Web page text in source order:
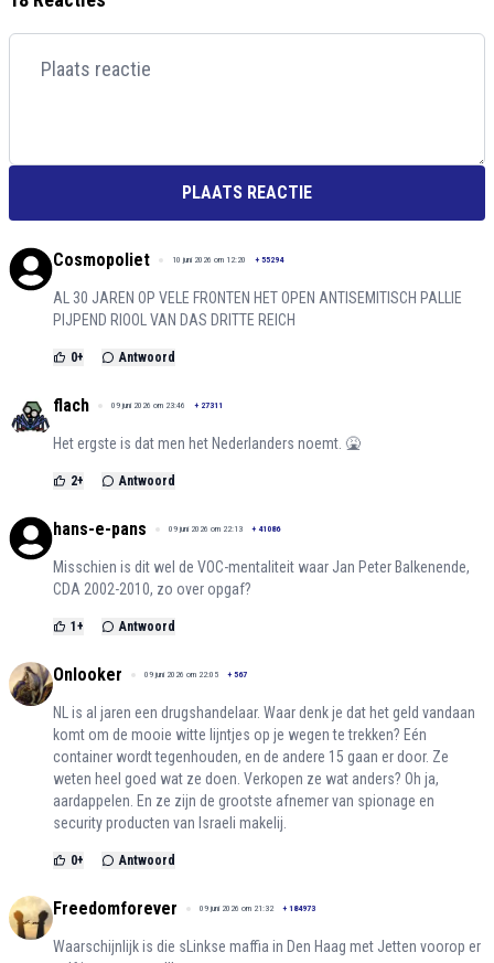
PLAATS REACTIE
Cosmopoliet 10 juni 2026 om 12:20 + 55294
AL 30 JAREN OP VELE FRONTEN HET OPEN ANTISEMITISCH PALLIE
PIJPEND RIOOL VAN DAS DRITTE REICH
0+ Antwoord
flach 09 juni 2026 om 23:46 + 27311
Het ergste is dat men het Nederlanders noemt. 🤮
2+ Antwoord
hans-e-pans 09 juni 2026 om 22:13 + 41086
Misschien is dit wel de VOC-mentaliteit waar Jan Peter Balkenende,
CDA 2002-2010, zo over opgaf?
1+ Antwoord
Onlooker 09 juni 2026 om 22:05 + 567
NL is al jaren een drugshandelaar. Waar denk je dat het geld vandaan
komt om de mooie witte lijntjes op je wegen te trekken? Eén
container wordt tegenhouden, en de andere 15 gaan er door. Ze
weten heel goed wat ze doen. Verkopen ze wat anders? Oh ja,
aardappelen. En ze zijn de grootste afnemer van spionage en
security producten van Israeli makelij.
0+ Antwoord
Freedomforever 09 juni 2026 om 21:32 + 184973
Waarschijnlijk is die sLinkse maffia in Den Haag met Jetten voorop er